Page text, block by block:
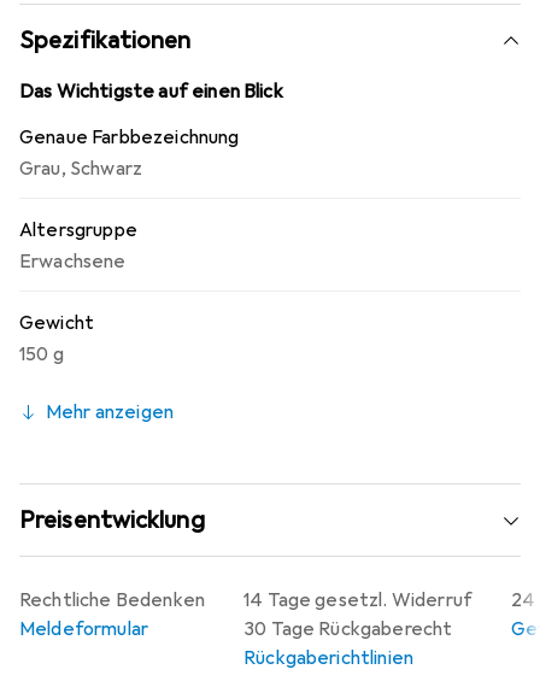
Spezifikationen
Das Wichtigste auf einen Blick
Genaue Farbbezeichnung
Grau, Schwarz
Altersgruppe
Erwachsene
Gewicht
150 g
Mehr anzeigen
Preisentwicklung
14 Tage gesetzl. Widerruf
30 Tage Rückgaberecht
Rückgaberichtlinien
24
Rechtliche Bedenken
Meldeformular